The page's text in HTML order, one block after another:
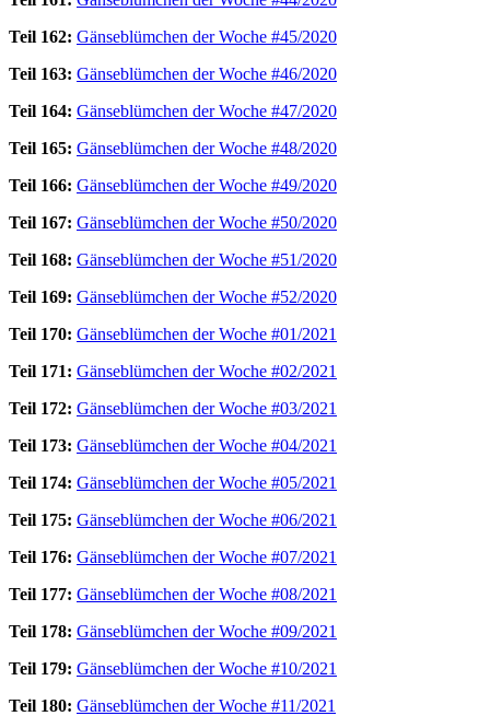
Teil 162: Gänseblümchen der Woche #45/2020
Teil 163: Gänseblümchen der Woche #46/2020
Teil 164: Gänseblümchen der Woche #47/2020
Teil 165: Gänseblümchen der Woche #48/2020
Teil 166: Gänseblümchen der Woche #49/2020
Teil 167: Gänseblümchen der Woche #50/2020
Teil 168: Gänseblümchen der Woche #51/2020
Teil 169: Gänseblümchen der Woche #52/2020
Teil 170: Gänseblümchen der Woche #01/2021
Teil 171: Gänseblümchen der Woche #02/2021
Teil 172: Gänseblümchen der Woche #03/2021
Teil 173: Gänseblümchen der Woche #04/2021
Teil 174: Gänseblümchen der Woche #05/2021
Teil 175: Gänseblümchen der Woche #06/2021
Teil 176: Gänseblümchen der Woche #07/2021
Teil 177: Gänseblümchen der Woche #08/2021
Teil 178: Gänseblümchen der Woche #09/2021
Teil 179: Gänseblümchen der Woche #10/2021
Teil 180: Gänseblümchen der Woche #11/2021